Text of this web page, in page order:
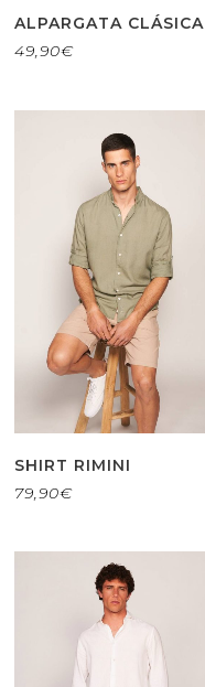
ALPARGATA CLÁSICA
49,90€
SHIRT RIMINI
79,90€